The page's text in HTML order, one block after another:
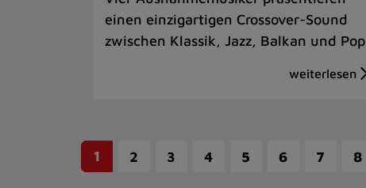
einen einzigartigen Crossover-Sound
zwischen Klassik, Jazz, Balkan und Pop
1 2 3 4 5 6 7 8